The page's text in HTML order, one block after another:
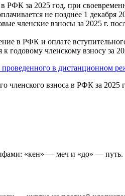
РФК за 2025 год, при
не позднее 1 декабря
членские взносы за 2025 г.
в РФК и оплате
годовому членскому взносу за
в дистанционном
членского взноса в РФК за 2025
«кен» — меч и «до» — путь.